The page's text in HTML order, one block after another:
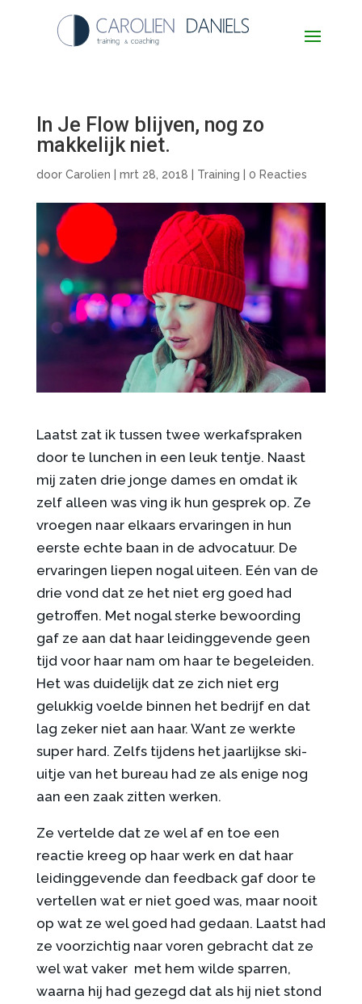
In Je Flow blijven, nog zo
makkelijk niet.
door Carolien mrt 28, 2018 Training 0 Reacties
Laatst zat ik tussen twee werkafspraken
door te lunchen in een leuk tentje. Naast
mij zaten drie jonge dames en omdat ik
zelf alleen was ving ik hun gesprek op. Ze
vroegen naar elkaars ervaringen in hun
eerste echte baan in de advocatuur. De
ervaringen liepen nogal uiteen. Eén van de
drie vond dat ze het niet erg goed had
getroffen. Met nogal sterke bewoording
gaf ze aan dat haar leidinggevende geen
tijd voor haar nam om haar te begeleiden.
Het was duidelijk dat ze zich niet erg
gelukkig voelde binnen het bedrijf en dat
lag zeker niet aan haar. Want ze werkte
super hard. Zelfs tijdens het jaarlijkse ski-
uitje van het bureau had ze als enige nog
aan een zaak zitten werken.
Ze vertelde dat ze wel af en toe een
reactie kreeg op haar werk en dat haar
leidinggevende dan feedback gaf door te
vertellen wat er niet goed was, maar nooit
op wat ze wel goed had gedaan. Laatst had
ze voorzichtig naar voren gebracht dat ze
wel wat vaker met hem wilde sparren,
waarna hij had gezegd dat als hij niet stond